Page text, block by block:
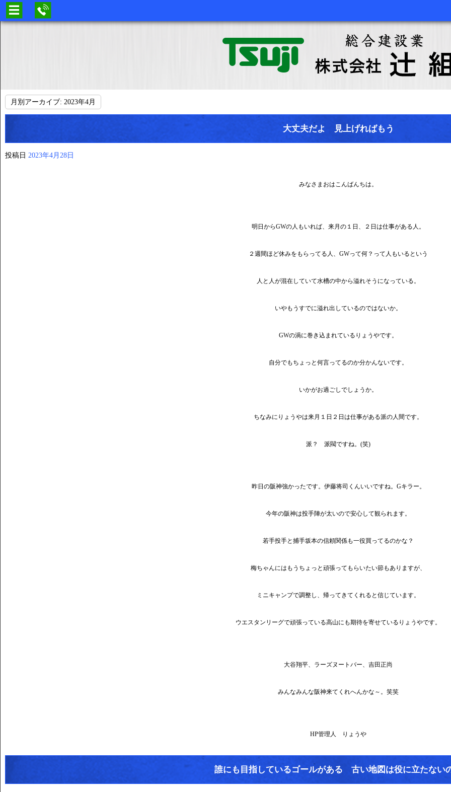
月別アーカイブ: 2023年4月
大丈夫だよ 見上げればもう
投稿日 2023年4月28日
みなさまおはこんばんちは。
明日からGWの人もいれば、来月の１日、２日は仕事がある人。
２週間ほど休みをもらってる人、GWって何？って人もいるという
人と人が混在していて水槽の中から溢れそうになっている。
いやもうすでに溢れ出しているのではないか。
GWの渦に巻き込まれているりょうやです。
自分でもちょっと何言ってるのか分かんないです。
いかがお過ごしでしょうか。
ちなみにりょうやは来月１日２日は仕事がある派の人間です。
派？ 派閥ですね。(笑)
昨日の阪神強かったです。伊藤将司くんいいですね。Gキラー。
今年の阪神は投手陣が太いので安心して観られます。
若手投手と捕手坂本の信頼関係も一役買ってるのかな？
梅ちゃんにはもうちょっと頑張ってもらいたい節もありますが、
ミニキャンプで調整し、帰ってきてくれると信じています。
ウエスタンリーグで頑張っている高山にも期待を寄せているりょうやです。
大谷翔平、ラーズヌートバー、吉田正尚
みんなみんな阪神来てくれへんかな～。笑笑
HP管理人 りょうや
誰にも目指しているゴールがある 古い地図は役に立たない